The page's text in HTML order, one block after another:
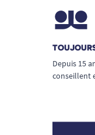
Depuis 15
conseillent